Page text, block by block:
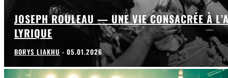
JOSEPH ROULEAU — UNE VIE CONSACRÉE À
LYRIQUE
BORYS LIAKHU - 05.01.2026